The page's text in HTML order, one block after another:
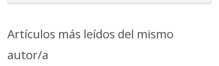
Artículos más leídos del mismo
autor/a